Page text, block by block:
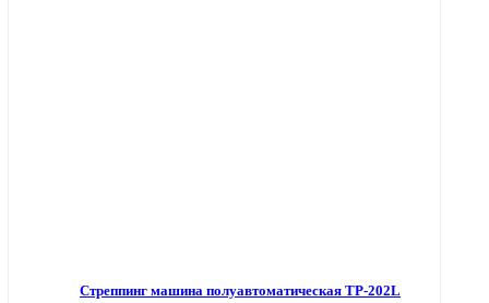
Стреппинг машина полуавтоматическая TP-202L